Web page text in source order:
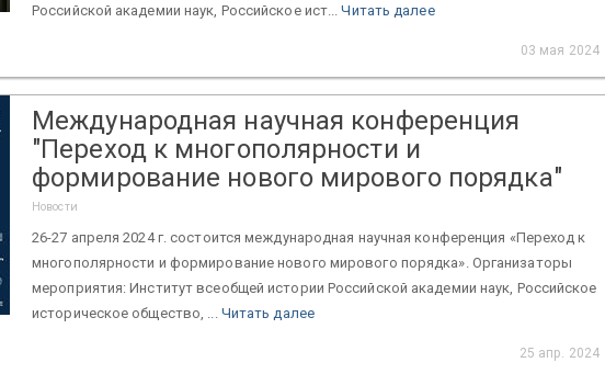
Российской академии наук, Российское ист...Читать далее
03 мая 2024
Международная научная конференция
"Переход к многополярности и
формирование нового мирового порядка"
Новости
26-27 апреля 2024 г. состоится международная научная конференция «Переход к
многополярности и формирование нового мирового порядка». Организаторы
мероприятия: Институт всеобщей истории Российской академии наук, Российское
историческое общество, ... Читать далее
25 апр. 2024